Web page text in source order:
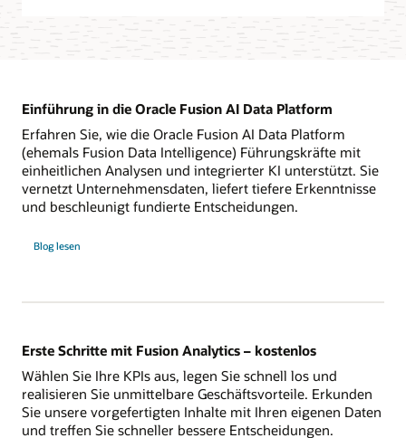
Einführung in die Oracle Fusion AI Data Platform
Erfahren Sie, wie die Oracle Fusion AI Data Platform
(ehemals Fusion Data Intelligence) Führungskräfte mit
einheitlichen Analysen und integrierter KI unterstützt. Sie
vernetzt Unternehmensdaten, liefert tiefere Erkenntnisse
und beschleunigt fundierte Entscheidungen.
Blog lesen
Blog
Platform
Erste Schritte mit Fusion Analytics – kostenlos
Wählen Sie Ihre KPIs aus, legen Sie schnell los und
realisieren Sie unmittelbare Geschäftsvorteile. Erkunden
Sie unsere vorgefertigten Inhalte mit Ihren eigenen Daten
und treffen Sie schneller bessere Entscheidungen.